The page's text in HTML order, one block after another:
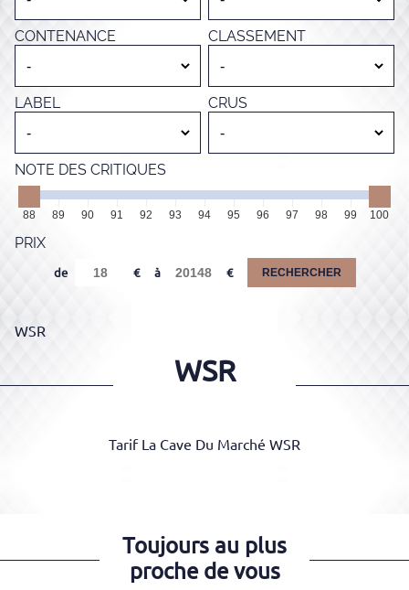
CONTENANCE CLASSEMENT
LABEL CRUS
NOTE DES CRITIQUES
88 89 90 91 92 93 94 95 96 97 98 99 100
PRIX
de à RECHERCHER
WSR
WSR
Tarif La Cave Du Marché WSR
Toujours au plus
proche de vous